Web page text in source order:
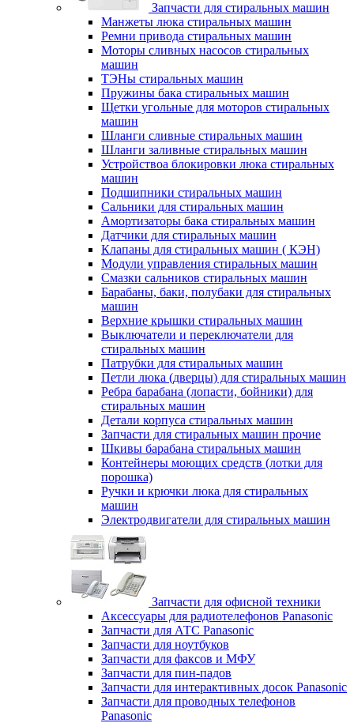
Запчасти для стиральных машин
Манжеты люка стиральных машин
Ремни привода стиральных машин
Моторы сливных насосов стиральных
машин
ТЭНы стиральных машин
Пружины бака стиральных машин
Щетки угольные для моторов стиральных
машин
Шланги сливные стиральных машин
Шланги заливные стиральных машин
Устройствоа блокировки люка стиральных
машин
Подшипники стиральных машин
Сальники для стиральных машин
Амортизаторы бака стиральных машин
Датчики для стиральных машин
Клапаны для стиральных машин ( КЭН)
Модули управления стиральных машин
Смазки сальников стиральных машин
Барабаны, баки, полубаки для стиральных
машин
Верхние крышки стиральных машин
Выключатели и переключатели для
стиральных машин
Патрубки для стиральных машин
Петли люка (дверцы) для стиральных машин
Ребра барабана (лопасти, бойники) для
стиральных машин
Детали корпуса стиральных машин
Запчасти для стиральных машин прочие
Шкивы барабана стиральных машин
Контейнеры моющих средств (лотки для
порошка)
Ручки и крючки люка для стиральных
машин
Электродвигатели для стиральных машин
Запчасти для офисной техники
Аксессуары для радиотелефонов Panasonic
Запчасти для АТС Panasonic
Запчасти для ноутбуков
Запчасти для факсов и МФУ
Запчасти для пин-падов
Запчасти для интерактивных досок Panasonic
Запчасти для проводных телефонов
Panasonic